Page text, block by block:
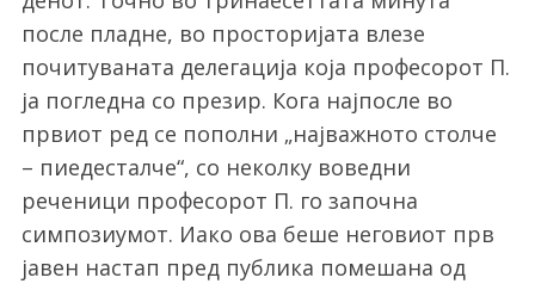
после пладне, во просторијата влезе
почитуваната делегација која професорот П.
ја погледна со презир. Кога најпосле во
првиот ред се пополни „најважното столче
– пиедесталче“, со неколку воведни
реченици професорот П. го започна
симпозиумот. Иако ова беше неговиот прв
јавен настап пред публика помешана од